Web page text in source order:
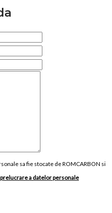
sa fie stocate de ROMCARBON si
a datelor personale